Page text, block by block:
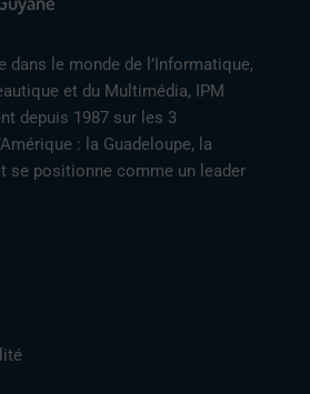
dans le monde de l’Informatique,
et du Multimédia, IPM
depuis 1987 sur les 3
: la Guadeloupe, la
se positionne comme un leader